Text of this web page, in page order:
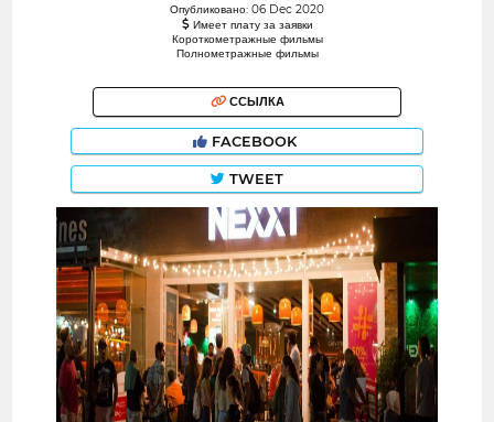
Опубликовано: 06 Dec 2020
Имеет плату за заявки
Короткометражные фильмы
Полнометражные фильмы
ССЫЛКА
FACEBOOK
TWEET